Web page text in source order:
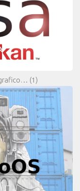
(1)